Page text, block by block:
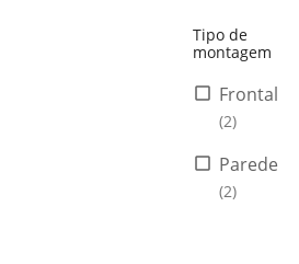
Tipo de
montagem
Frontal
(2)
Parede
(2)